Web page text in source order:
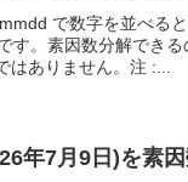
で数字を並べる
す。素因数分解でき
はありません。注 :...
年7月9日)を素